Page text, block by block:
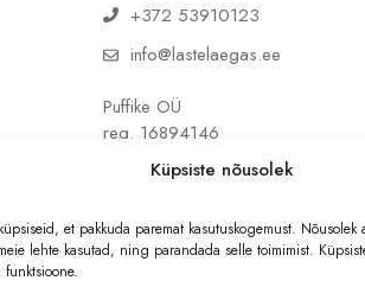
Küpsiste nõusolek
et pakkuda paremat kasutuskogemust. Nõusolek
lehte kasutad, ning parandada selle toimimist.
+372 53910123
info@lastelaegas.ee
Puffike OÜ
reg. 16894146
KMKR EE102857300